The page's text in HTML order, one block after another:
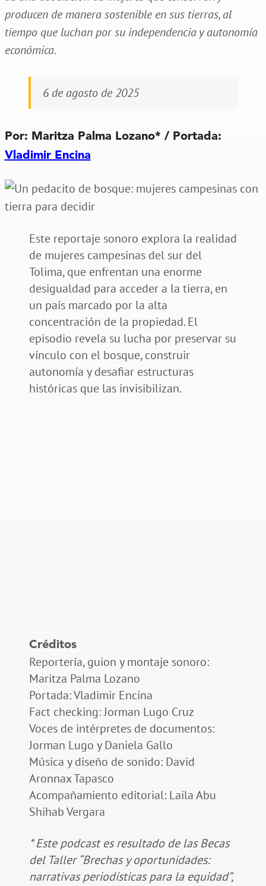
producen de manera sostenible en sus tierras, al
tiempo que luchan por su independencia y autonomía
económica.
6 de agosto de 2025
Por: Maritza Palma Lozano* / Portada:
Vladimir Encina
Este reportaje sonoro explora la realidad
de mujeres campesinas del sur del
Tolima, que enfrentan una enorme
desigualdad para acceder a la tierra, en
un país marcado por la alta
concentración de la propiedad. El
episodio revela su lucha por preservar su
vínculo con el bosque, construir
autonomía y desafiar estructuras
históricas que las invisibilizan.
Créditos
Reportería, guion y montaje sonoro:
Maritza Palma Lozano
Portada: Vladimir Encina
Fact checking: Jorman Lugo Cruz
Voces de intérpretes de documentos:
Jorman Lugo y Daniela Gallo
Música y diseño de sonido: David
Aronnax Tapasco
Acompañamiento editorial: Laila Abu
Shihab Vergara
* Este podcast es resultado de las Becas
del Taller “Brechas y oportunidades:
narrativas periodísticas para la equidad”,